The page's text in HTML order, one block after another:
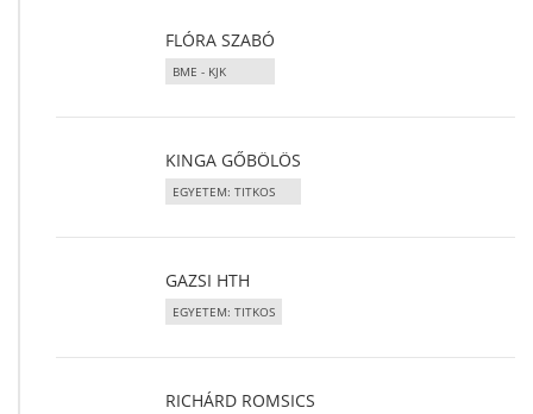
FLÓRA SZABÓ
BME - KJK
KINGA GŐBÖLÖS
EGYETEM: TITKOS
GAZSI HTH
EGYETEM: TITKOS
RICHÁRD ROMSICS